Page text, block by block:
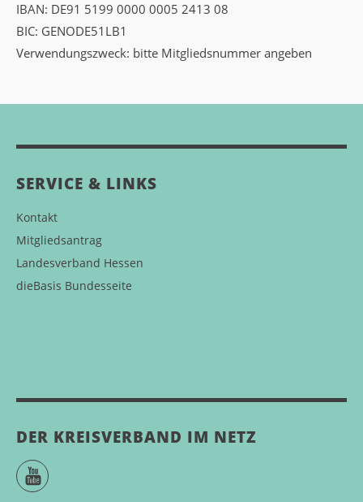
IBAN: DE91 5199 0000 0005 2413 08
BIC: GENODE51LB1
Verwendungszweck: bitte Mitgliedsnummer angeben
SERVICE & LINKS
Kontakt
Mitgliedsantrag
Landesverband Hessen
dieBasis Bundesseite
DER KREISVERBAND IM NETZ
YouTube